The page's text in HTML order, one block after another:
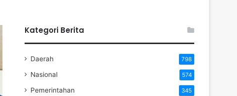
Kategori Berita
Daerah 798
Nasional 574
Pemerintahan 345